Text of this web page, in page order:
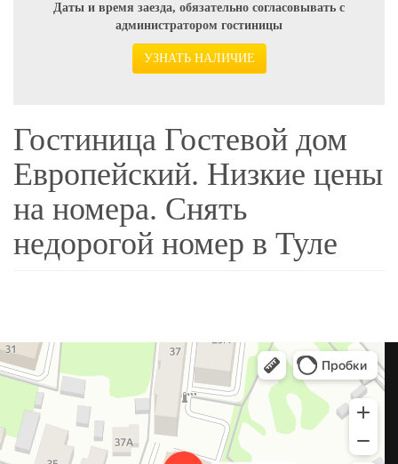
Даты и время заезда, обязательно согласовывать с
администратором гостиницы
УЗНАТЬ НАЛИЧИЕ
Гостиница Гостевой дом
Европейский. Низкие цены
на номера. Снять
недорогой номер в Туле